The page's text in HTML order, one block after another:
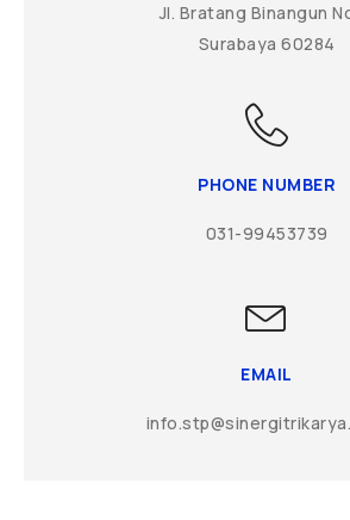
Jl. Bratang Binangun
Surabaya 60284
PHONE NUMBER
031-99453739
EMAIL